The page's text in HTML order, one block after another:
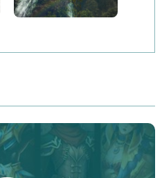
Firran eller
Der er 120
ændre din karakter.
til din fordel, og få